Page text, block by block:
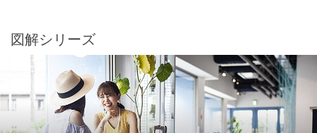
図解シリーズ